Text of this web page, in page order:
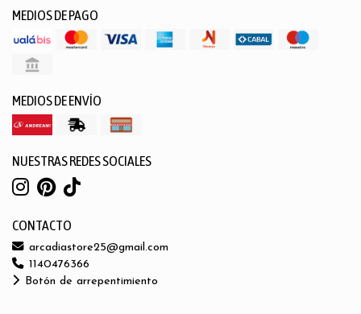
MEDIOS DE PAGO
MEDIOS DE ENVÍO
NUESTRAS REDES SOCIALES
CONTACTO
arcadiastore25@gmail.com
1140476366
Botón de arrepentimiento